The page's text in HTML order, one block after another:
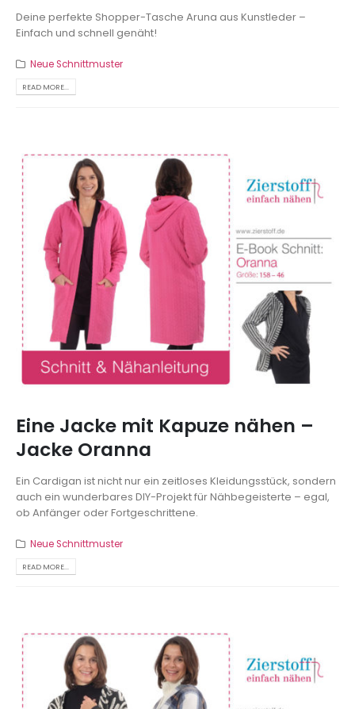
Deine perfekte Shopper-Tasche Aruna aus Kunstleder –
Einfach und schnell genäht!
Neue Schnittmuster
READ MORE...
Eine Jacke mit Kapuze nähen –
Jacke Oranna
Ein Cardigan ist nicht nur ein zeitloses Kleidungsstück, sondern
auch ein wunderbares DIY-Projekt für Nähbegeisterte – egal,
ob Anfänger oder Fortgeschrittene.
Neue Schnittmuster
READ MORE...